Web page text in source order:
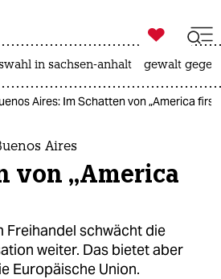
taz zahl ich
zahl ich

taz zahl ich
in sachsen-anhalt gewalt
Aires: Im Schatten von „America first“
Aires
von „America
Freihandel schwächt die
weiter. Das bietet aber
Europäische Union.